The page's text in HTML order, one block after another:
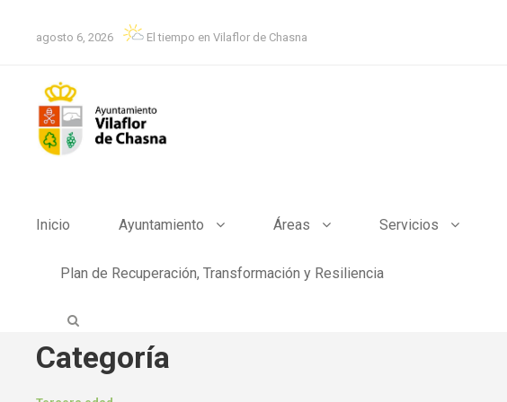
agosto 6, 2026 El tiempo en Vilaflor de Chasna
Inicio Ayuntamiento Áreas Servicios
Plan de Recuperación, Transformación y Resiliencia
Categoría